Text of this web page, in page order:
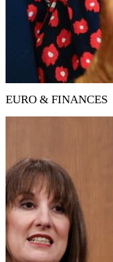
EURO & FINANCES